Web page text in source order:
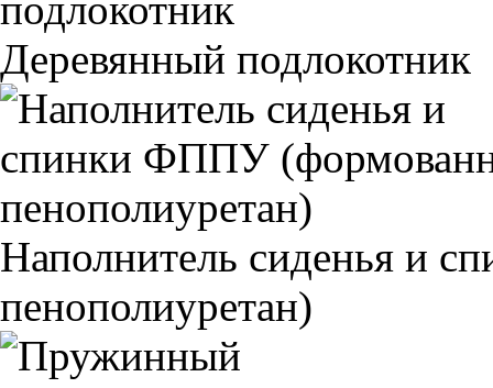
Деревянный подлокотник
Наполнитель сиденья и
пенополиуретан)